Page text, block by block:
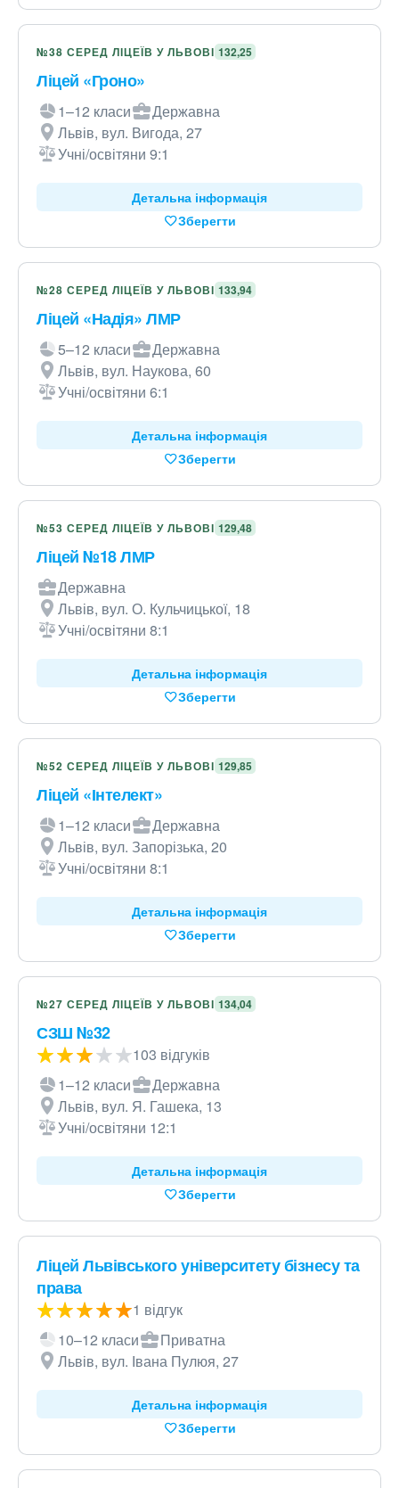
№38 СЕРЕД ЛІЦЕЇВ У ЛЬВОВІ 132,25
Ліцей «Гроно»
1–12 класи
Державна
Львів, вул. Вигода, 27
Учні/освітяни 9:1
Детальна інформація
Зберегти
№28 СЕРЕД ЛІЦЕЇВ У ЛЬВОВІ 133,94
Ліцей «Надія» ЛМР
5–12 класи
Державна
Львів, вул. Наукова, 60
Учні/освітяни 6:1
Детальна інформація
Зберегти
№53 СЕРЕД ЛІЦЕЇВ У ЛЬВОВІ 129,48
Ліцей №18 ЛМР
Державна
Львів, вул. О. Кульчицької, 18
Учні/освітяни 8:1
Детальна інформація
Зберегти
№52 СЕРЕД ЛІЦЕЇВ У ЛЬВОВІ 129,85
Ліцей «Інтелект»
1–12 класи
Державна
Львів, вул. Запорізька, 20
Учні/освітяни 8:1
Детальна інформація
Зберегти
№27 СЕРЕД ЛІЦЕЇВ У ЛЬВОВІ 134,04
СЗШ №32
103 відгуків
1–12 класи
Державна
Львів, вул. Я. Гашека, 13
Учні/освітяни 12:1
Детальна інформація
Зберегти
Ліцей Львівського університету бізнесу та
права
1 відгук
10–12 класи
Приватна
Львів, вул. Івана Пулюя, 27
Детальна інформація
Зберегти